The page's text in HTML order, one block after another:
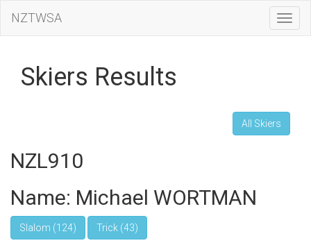
NZTWSA
Skiers Results
All Skiers
NZL910
Name: Michael WORTMAN
Slalom (124) Trick (43)